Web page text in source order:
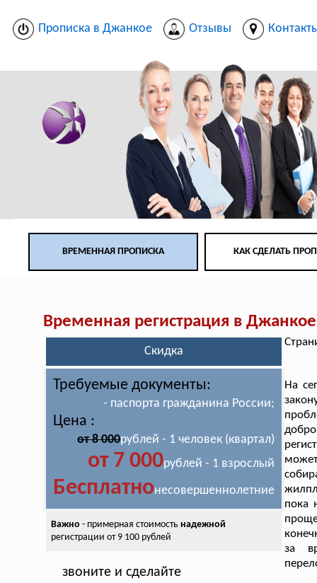
Прописка в Джанкое Отзывы
ВРЕМЕННАЯ ПРОПИСКА КАК СДЕЛАТЬ
Временная регистрация в Джанкое
Скидка
Требуемые документы:
- паспорта гражданина России;
Цена :
от 8 000рублей - 1 человек (квартал)
от 7 000рублей - 1 взрослый
Бесплатнонесовершеннолетние
Важно - примерная стоимостьнадежной
регистрации от 9 100 рублей
звоните и сделайте
На
пока
за